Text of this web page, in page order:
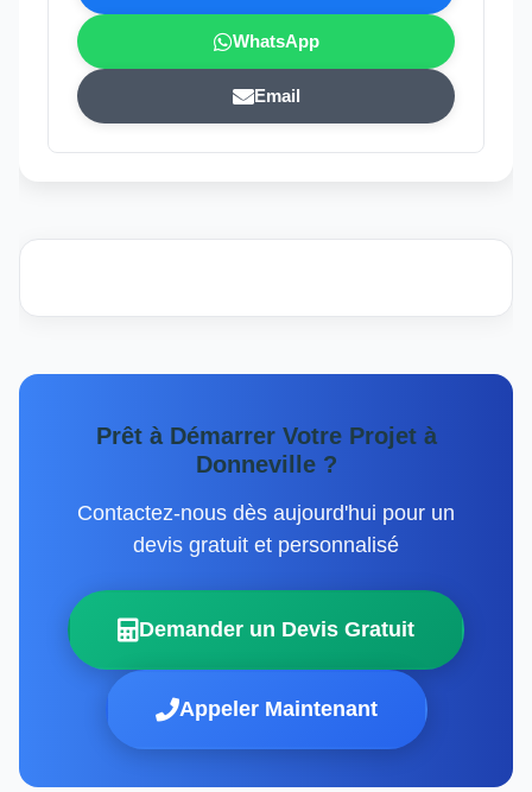
WhatsApp
Email
Prêt à Démarrer Votre Projet à
Donneville ?
Contactez-nous dès aujourd'hui pour un
devis gratuit et personnalisé
Demander un Devis Gratuit
Appeler Maintenant